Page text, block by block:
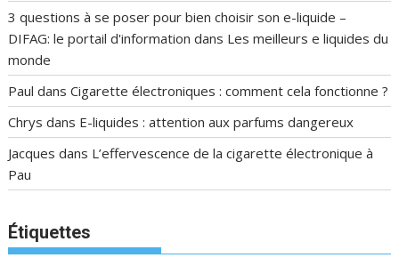
3 questions à se poser pour bien choisir son e-liquide –
DIFAG: le portail d'information dans Les meilleurs e liquides du
monde
Paul dansCigarette électroniques : comment cela fonctionne ?
Chrys dans E-liquides : attention aux parfums dangereux
Jacques dans L’effervescence de la cigarette électronique à
Pau
Étiquettes